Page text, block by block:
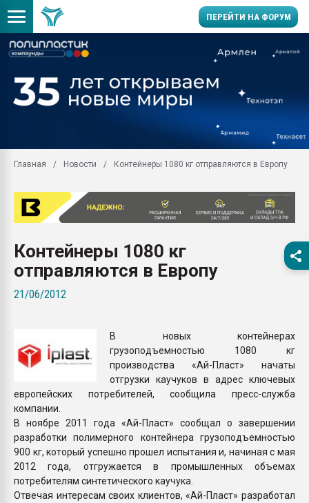
ПЕРЕЙТИ НА ФОРУМ
производство SPC
заводу пластмасс"
Помощь в подборе
Вакуум-формовочные
ближайшее
Подмосковье, Москва
первый план в
бутылок
ПЕРЕЙТИ НА
Главная Новости Контейнеры 1080 кг отправляются в Европу
Контейнеры 1080 кг
отправляются в Европу
21/06/2012
В новых контейнерах
грузоподъемностью 1080 кг
производства «Ай-Пласт» начаты
отгрузки каучуков в адрес ключевых
европейских потребителей, сообщила пресс-служба
компании.
В ноябре 2011 года «Ай-Пласт» сообщал о завершении
разработки полимерного контейнера грузоподъемностью
900 кг, который успешно прошел испытания и, начиная с мая
2012 года, отгружается в промышленных объемах
потребителям синтетического каучука.
Отвечая интересам своих клиентов, «Ай-Пласт» разработал